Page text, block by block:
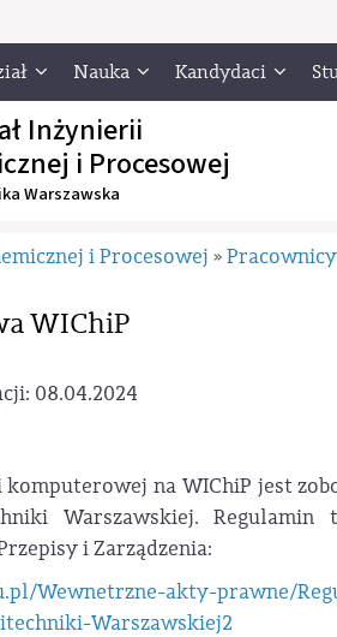
Nauka Kandydaci
Inżynierii
i Procesowej
Warszawska
i Procesowej » Pracownicy
WIChiP
08.04.2024
na WIChiP jest
Warszawskiej.
i Zarządzenia:
Wewnetrzne-akty-prawne/
Warszawskiej2